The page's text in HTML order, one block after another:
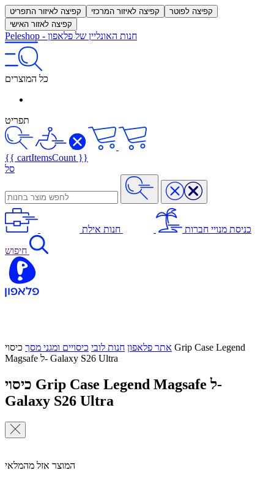
קפיצה לאיזור התפריט קפיצה לאיזור המרכזי
קפיצה לפוטר
קפיצה לאזור האישי
Peleshop - חנות האונליין של פלאפון
כל המוצרים
תפריט
{{ cartItemsCount }}
סל
כניסת מנויי חברות חנות אילת
חיפוש
אתר פלאפון חנות לובי כיסויים ומגני מסך כיסוי Grip Case Legend
Magsafe ל- Galaxy S26 Ultra
כיסוי Grip Case Legend Magsafe ל-
Galaxy S26 Ultra
המוצר אזל מהמלאי